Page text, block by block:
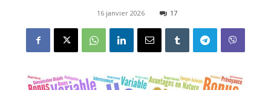
16 janvier 2026 17